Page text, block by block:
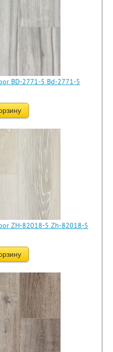
BD-2771-5 Bd-2771-5
ZH-82018-5 Zh-82018-5